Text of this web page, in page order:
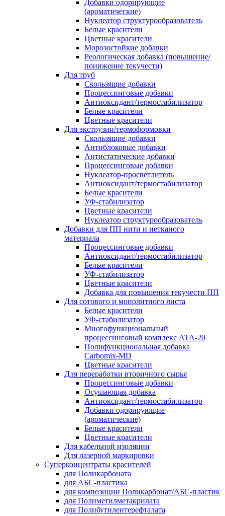
Добавки одорирующие
(ароматические)
Нуклеатор структурообразователь
Белые красители
Цветные красители
Морозостойкие добавки
Реологическая добавка (повышение/
понижение текучести)
Для труб
Скользящие добавки
Процессинговые добавки
Антиоксидант/термостабилизатор
Белые красители
Цветные красители
Для экструзии/термоформовки
Скользящие добавки
Антиблоковые добавки
Антистатические добавки
Процессинговые добавки
Нуклеатор-просветлитель
Антиоксидант/термостабилизатор
Белые красители
УФ-стабилизатор
Цветные красители
Нуклеатор структурообразователь
Добавки для ПП нити и нетканого
материала
Процессинговые добавки
Антиоксидант/термостабилизатор
Белые красители
УФ-стабилизатор
Цветные красители
Добавка для повышения текучести ПП
Для сотового и монолитного листа
Белые красители
УФ-стабилизатор
Многофункциональный
процессинговый комплекс АТА-20
Полифункциональная добавка
Carbomix-MD
Цветные красители
Для переработки вторичного сырья
Процессинговые добавки
Осушающая добавка
Антиоксидант/термостабилизатор
Добавки одорирующие
(ароматические)
Белые красители
Цветные красители
Для кабельной изоляции
Для лазерной маркировки
Суперконцентраты красителей
для Поликарбоната
для АБС-пластика
для композиции Поликарбонат/АБС-пластик
для Полиметилметакрилата
для Полибутилентерефталата